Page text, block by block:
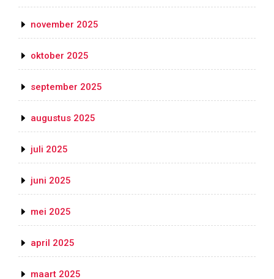
november 2025
oktober 2025
september 2025
augustus 2025
juli 2025
juni 2025
mei 2025
april 2025
maart 2025